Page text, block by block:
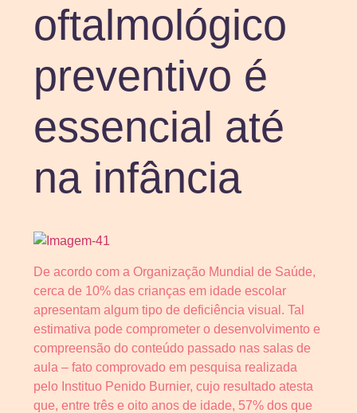
oftalmológico
preventivo é
essencial até
na infância
De acordo com a Organização Mundial de Saúde,
cerca de 10% das crianças em idade escolar
apresentam algum tipo de deficiência visual. Tal
estimativa pode comprometer o desenvolvimento e
compreensão do conteúdo passado nas salas de
aula – fato comprovado em pesquisa realizada
pelo Instituo Penido Burnier, cujo resultado atesta
que, entre três e oito anos de idade, 57% dos que